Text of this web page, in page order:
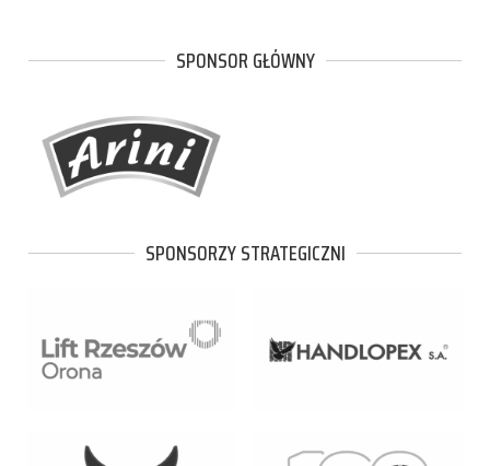
SPONSOR GŁÓWNY
SPONSORZY STRATEGICZNI